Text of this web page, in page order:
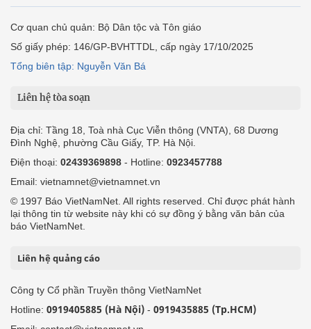
Cơ quan chủ quản: Bộ Dân tộc và Tôn giáo
Số giấy phép: 146/GP-BVHTTDL, cấp ngày 17/10/2025
Tổng biên tập: Nguyễn Văn Bá
Liên hệ tòa soạn
Địa chỉ: Tầng 18, Toà nhà Cục Viễn thông (VNTA), 68 Dương
Đình Nghệ, phường Cầu Giấy, TP. Hà Nội.
Điện thoại: 02439369898 - Hotline: 0923457788
Email: vietnamnet@vietnamnet.vn
© 1997 Báo VietNamNet. All rights reserved. Chỉ được phát hành
lại thông tin từ website này khi có sự đồng ý bằng văn bản của
báo VietNamNet.
Liên hệ quảng cáo
Công ty Cổ phần Truyền thông VietNamNet
Hotline: 0919405885 (Hà Nội) - 0919435885 (Tp.HCM)